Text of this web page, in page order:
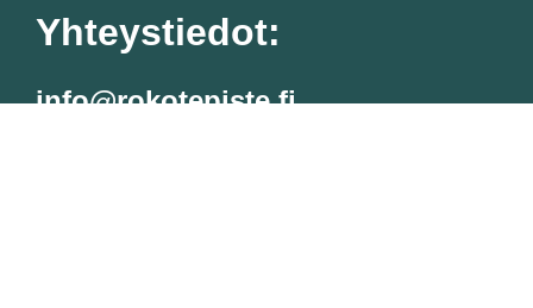
Yhteystiedot:
info@rokotepiste.fi